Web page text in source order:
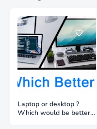
Laptop or desktop ?
Which would be better